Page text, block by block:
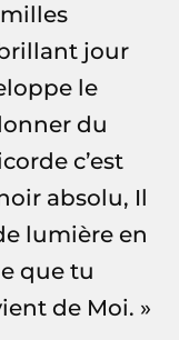
jour
le
du
c’est
absolu, Il
lumière en
que tu
de Moi. »